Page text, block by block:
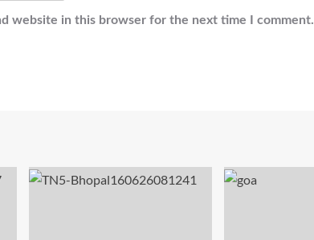
website in this browser for the next time I comment.